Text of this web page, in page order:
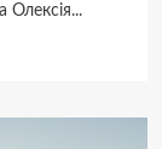
Олексія...